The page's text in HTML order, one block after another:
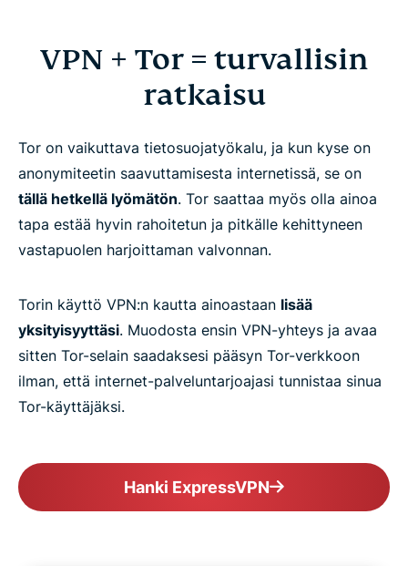
VPN + Tor = turvallisin
ratkaisu
Tor on vaikuttava tietosuojatyökalu, ja kun kyse on
anonymiteetin saavuttamisesta internetissä, se on
tällä hetkellä lyömätön. Tor saattaa myös olla ainoa
tapa estää hyvin rahoitetun ja pitkälle kehittyneen
vastapuolen harjoittaman valvonnan.
Torin käyttö VPN:n kautta ainoastaan lisää
yksityisyyttäsi. Muodosta ensin VPN-yhteys ja avaa
sitten Tor-selain saadaksesi pääsyn Tor-verkkoon
ilman, että internet-palveluntarjoajasi tunnistaa sinua
Tor-käyttäjäksi.
Hanki ExpressVPN